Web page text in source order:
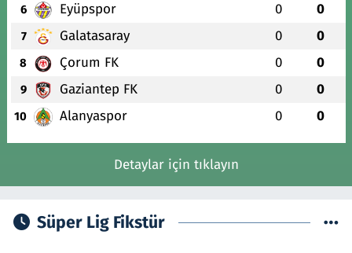
6 Eyüpspor 0 0
7 Galatasaray 0 0
8 Çorum FK 0 0
9 Gaziantep FK 0 0
10 Alanyaspor 0 0
Detaylar için tıklayın
Süper Lig Fikstür